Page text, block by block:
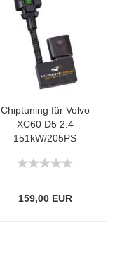
Chiptuning für Volvo
XC60 D5 2.4
151kW/205PS
159,00 EUR